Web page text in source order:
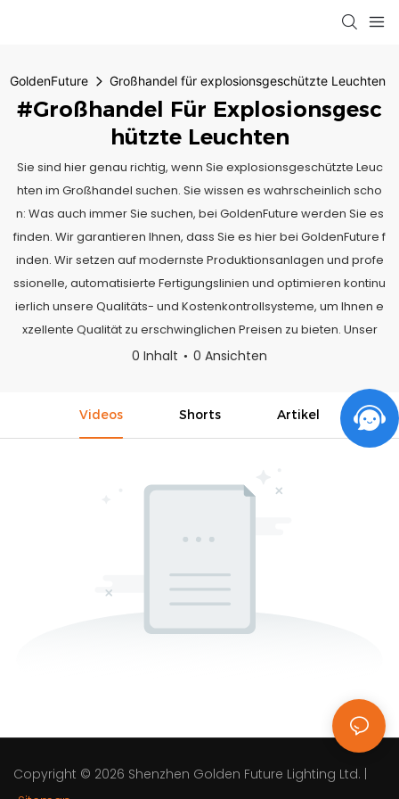
GoldenFuture Großhandel für explosionsgeschützte Leuchten
#Großhandel Für Explosionsgesc
Hützte Leuchten
Sie sind hier genau richtig, wenn Sie explosionsgeschützte Leuc
hten im Großhandel suchen. Sie wissen es wahrscheinlich scho
n: Was auch immer Sie suchen, bei GoldenFuture werden Sie es
finden. Wir garantieren Ihnen, dass Sie es hier bei GoldenFuture f
inden. Wir setzen auf modernste Produktionsanlagen und profe
ssionelle, automatisierte Fertigungslinien und optimieren kontinu
ierlich unsere Qualitäts- und Kostenkontrollsysteme, um Ihnen e
xzellente Qualität zu erschwinglichen Preisen zu bieten. Unser
0 Inhalt 0 Ansichten
Videos Shorts Artikel
Copyright © 2026 Shenzhen Golden Future Lighting Ltd. |